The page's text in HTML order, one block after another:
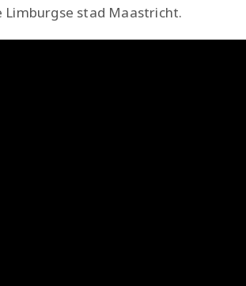
Limburgse stad Maastricht.